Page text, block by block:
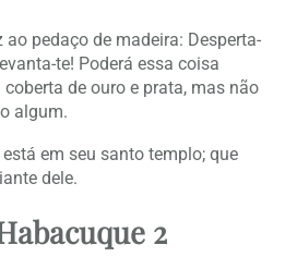
ao pedaço de madeira: Desperta-
te! Poderá essa coisa
de ouro e prata, mas não
algum.
está em seu santo templo; que
dele.
2